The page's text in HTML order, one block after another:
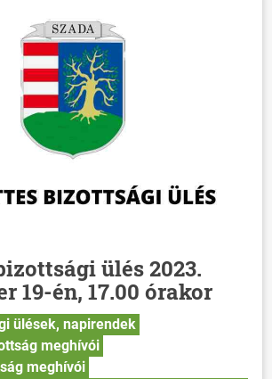
ülés 2023.
19-én, 17.00 órakor
ülések, napirendek
meghívói
meghívói